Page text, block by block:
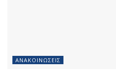
ΑΝΑΚΟΙΝΏΣΕΙΣ